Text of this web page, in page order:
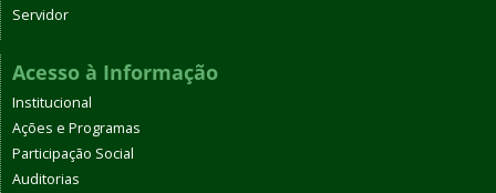
Servidor
Acesso à Informação
Institucional
Ações e Programas
Participação Social
Auditorias